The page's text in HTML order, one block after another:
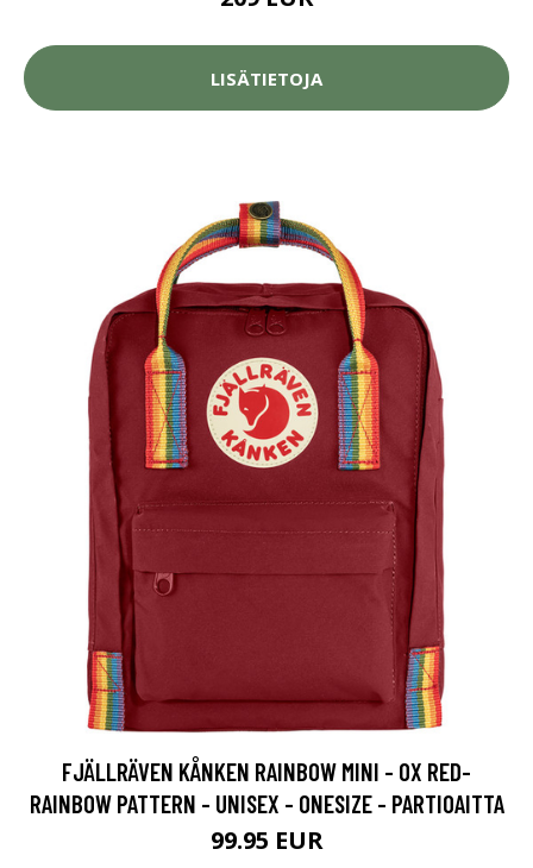
LISÄTIETOJA
FJÄLLRÄVEN KÅNKEN RAINBOW MINI - OX RED-
RAINBOW PATTERN - UNISEX - ONESIZE - PARTIOAITTA
99.95 EUR